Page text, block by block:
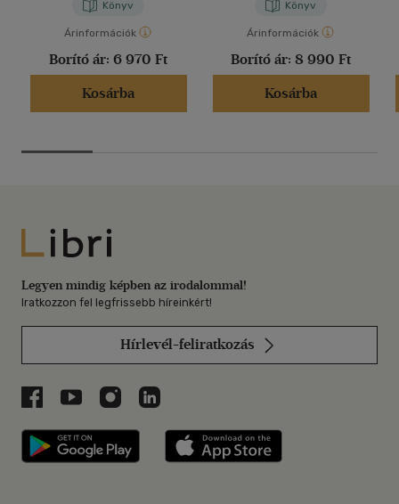
Könyv
Árinformációk
Borító ár: 6 970 Ft
Kosárba
Könyv
Árinformációk
Borító ár: 8 990 Ft
Kosárba
Libri
Legyen mindig képben az irodalommal!
Iratkozzon fel legfrissebb híreinkért!
Hírlevél-feliratkozás
Libri a Facebookon
Libri a Youtube-on
Libri az Instagramon
Libri a LinkedInen
Libri applikáció Szerezd meg: Google